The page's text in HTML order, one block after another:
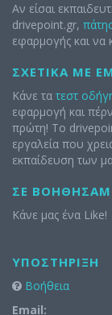
Αν είσαι
drivepoint.gr,
εφαρμογής και να
ΣΧΕΤΙΚΆ ΜΕ
Κάνε τα τεστ
εφαρμογή και
πρώτη! Το
εργαλεία που
εκπαίδευση των
ΣΕ
Κάνε μας ένα Like!
ΥΠΟΣΤΉΡΙΞΗ
Βοήθεια
Email: